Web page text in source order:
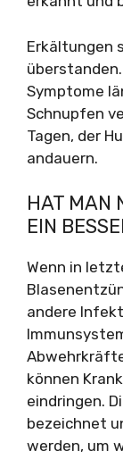
Erkältungen
Symptome
Schnupfen
Tagen, der
andauern.
HAT MAN
EIN
Wenn in
andere
können
eindringen.
bezeichnet
werden, um